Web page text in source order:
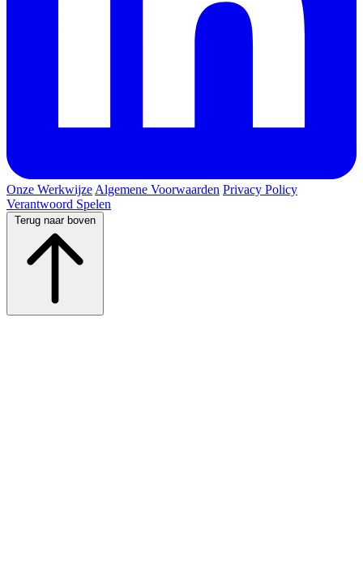
Onze Werkwijze Algemene Voorwaarden Privacy Policy
Verantwoord Spelen
Terug naar boven